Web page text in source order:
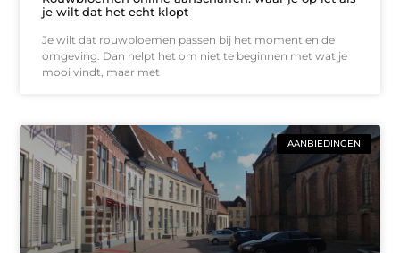
je wilt dat het echt klopt
Je wilt dat rouwbloemen passen bij het moment en de
omgeving. Dan helpt het om niet te beginnen met wat je
mooi vindt, maar met
AANBIEDINGEN